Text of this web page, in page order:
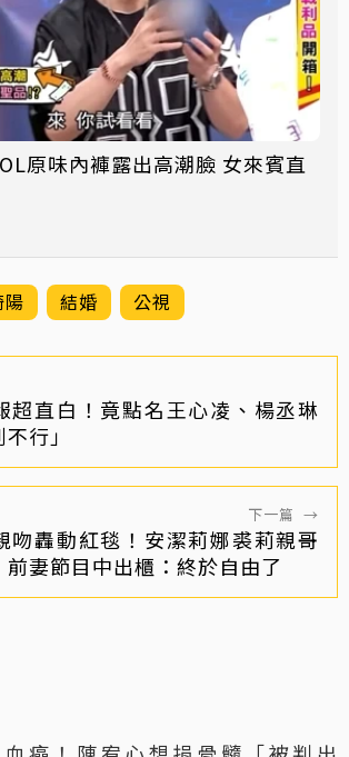
味內褲露出高潮臉 女來賓直
陽 結婚 公視
超直白！竟點名王心凌、楊丞琳
行」
下一篇 →
吻轟動紅毯！安潔莉娜裘莉親哥
妻節目中出櫃：終於自由了